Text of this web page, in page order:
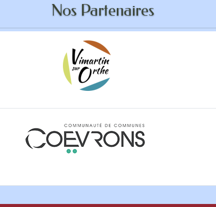
Nos Partenaires